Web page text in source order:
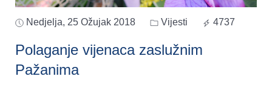
Nedjelja, 25 Ožujak 2018 Vijesti 4737
Polaganje vijenaca zaslužnim
Pažanima